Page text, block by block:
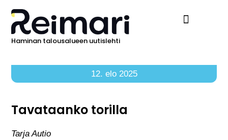
Haminan talousalueen uutislehti
12. elo 2025
Tavataanko torilla
Tarja Autio